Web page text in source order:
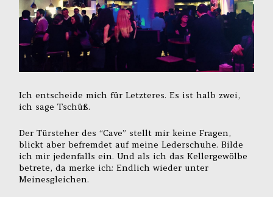
Ich entscheide mich für Letzteres. Es ist halb zwei,
ich sage Tschüß.
Der Türsteher des “Cave” stellt mir keine Fragen,
blickt aber befremdet auf meine Lederschuhe. Bilde
ich mir jedenfalls ein. Und als ich das Kellergewölbe
betrete, da merke ich: Endlich wieder unter
Meinesgleichen.